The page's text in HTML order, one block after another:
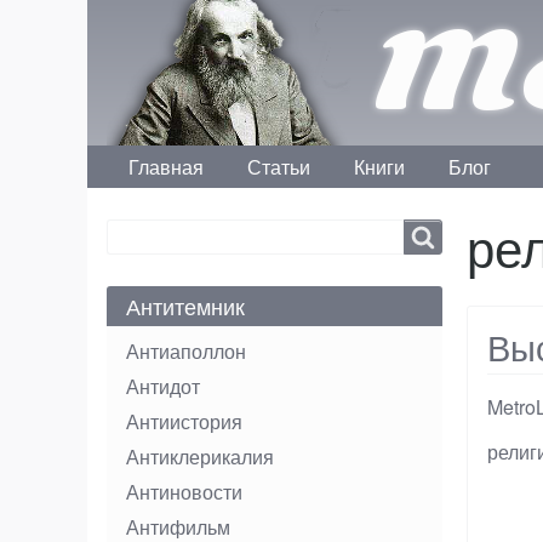
Main menu
Главная Статьи Книги Блог
Тэги
Антитемник
Антиаполлон
Антидот
Антиистория
Антиклерикалия
Антиновости
Антифильм